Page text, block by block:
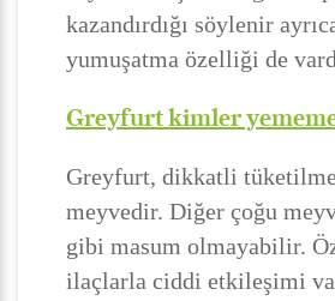
kazandırdığı söylenir
yumuşatma özelliği de
Greyfurt kimler
Greyfurt, dikkatli
meyvedir. Diğer çoğu
gibi masum olmayabilir.
ilaçlarla ciddi etkileşimi